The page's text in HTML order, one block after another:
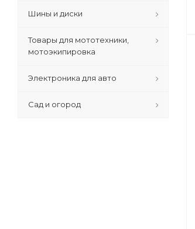
Шины и диски
Товары для мототехники,
мотоэкипировка
Электроника для авто
Сад и огород